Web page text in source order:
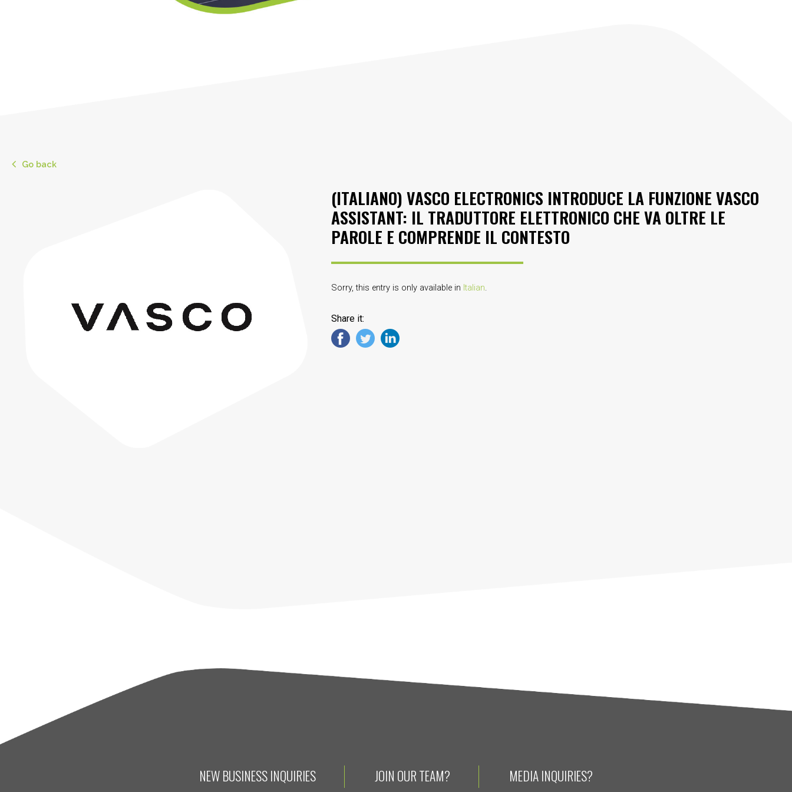
Go back
(ITALIANO) VASCO ELECTRONICS INTRODUCE LA FUNZIONE VASCO
ASSISTANT: IL TRADUTTORE ELETTRONICO CHE VA OLTRE LE
PAROLE E COMPRENDE IL CONTESTO
Sorry, this entry is only available in Italian.
Share it:
NEW BUSINESS INQUIRIES JOIN OUR TEAM? MEDIA INQUIRIES?